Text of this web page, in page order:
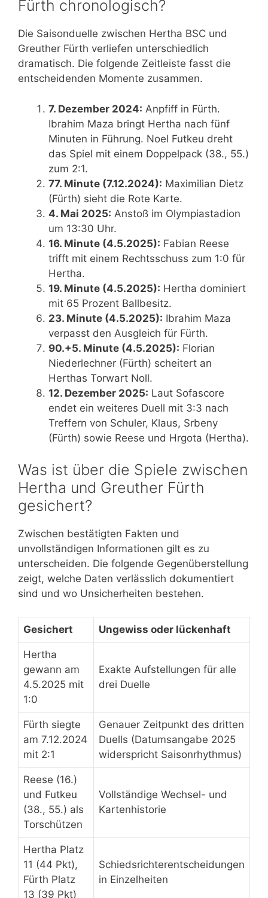
Fürth chronologisch?
Die Saisonduelle zwischen Hertha BSC und
Greuther Fürth verliefen unterschiedlich
dramatisch. Die folgende Zeitleiste fasst die
entscheidenden Momente zusammen.
7. Dezember 2024: Anpfiff in Fürth.
Ibrahim Maza bringt Hertha nach fünf
Minuten in Führung. Noel Futkeu dreht
das Spiel mit einem Doppelpack (38., 55.)
zum 2:1.
77. Minute (7.12.2024): Maximilian Dietz
(Fürth) sieht die Rote Karte.
4. Mai 2025: Anstoß im Olympiastadion
um 13:30 Uhr.
16. Minute (4.5.2025): Fabian Reese
trifft mit einem Rechtsschuss zum 1:0 für
Hertha.
19. Minute (4.5.2025): Hertha dominiert
mit 65 Prozent Ballbesitz.
23. Minute (4.5.2025): Ibrahim Maza
verpasst den Ausgleich für Fürth.
90.+5. Minute (4.5.2025): Florian
Niederlechner (Fürth) scheitert an
Herthas Torwart Noll.
12. Dezember 2025: Laut Sofascore
endet ein weiteres Duell mit 3:3 nach
Treffern von Schuler, Klaus, Srbeny
(Fürth) sowie Reese und Hrgota (Hertha).
Was ist über die Spiele zwischen
Hertha und Greuther Fürth
gesichert?
Zwischen bestätigten Fakten und
unvollständigen Informationen gilt es zu
unterscheiden. Die folgende Gegenüberstellung
zeigt, welche Daten verlässlich dokumentiert
sind und wo Unsicherheiten bestehen.
Gesichert Ungewiss oder lückenhaft
Hertha
gewann am
4.5.2025 mit
1:0
Exakte Aufstellungen für alle
drei Duelle
Fürth siegte
am 7.12.2024
mit 2:1
Genauer Zeitpunkt des dritten
Duells (Datumsangabe 2025
widerspricht Saisonrhythmus)
Reese (16.)
und Futkeu
(38., 55.) als
Torschützen
Vollständige Wechsel- und
Kartenhistorie
Hertha Platz
11 (44 Pkt),
Fürth Platz
13 (39 Pkt)
Schiedsrichterentscheidungen
in Einzelheiten